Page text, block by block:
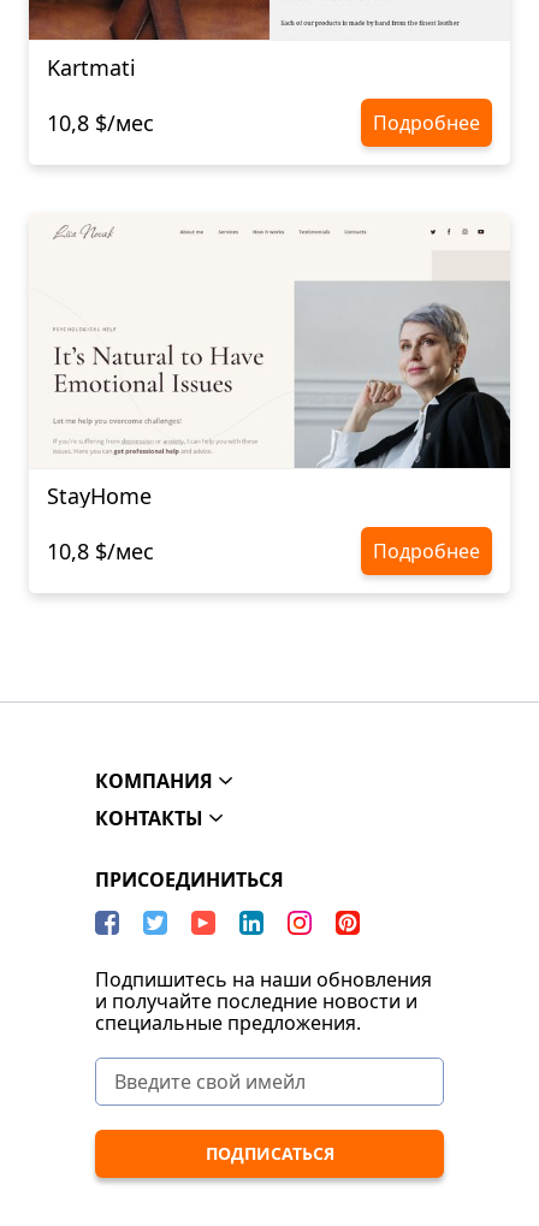
Kartmati
10,8 $/мес
Подробнее
StayHome
10,8 $/мес
Подробнее
КОМПАНИЯ
КОНТАКТЫ
ПРИСОЕДИНИТЬСЯ
Подпишитесь на наши обновления
и получайте последние новости и
специальные предложения.